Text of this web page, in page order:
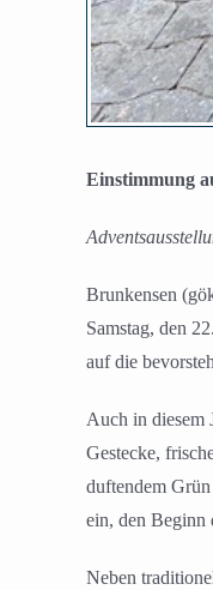
Einstimmung
Brunkensen
Samstag, den
auf die
Auch in diesem
Gestecke,
duftendem
ein, den Beginn
Neben